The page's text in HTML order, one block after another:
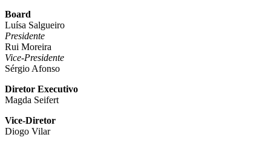
Board
Luísa Salgueiro
Presidente
Rui Moreira
Vice-Presidente
Sérgio Afonso
Diretor Executivo
Magda Seifert
Vice-Diretor
Diogo Vilar